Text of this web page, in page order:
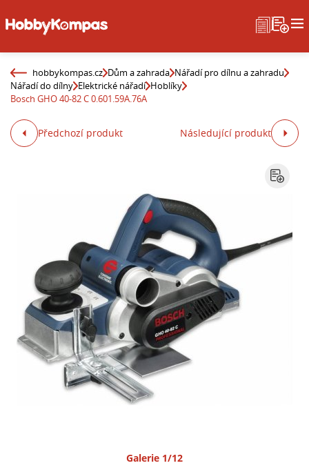
hobbykompas.cz Dům a zahrada Nářadí pro dílnu a zahradu
Nářadí do dílny Elektrické nářadí Hoblíky
Bosch GHO 40-82 C 0.601.59A.76A
Předchozí produkt Následující produkt
Galerie 1/12